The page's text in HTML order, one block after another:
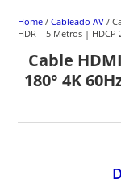
Home /Cableado AV /
HDR – 5 Metros | HDCP
Cable
180° 4K